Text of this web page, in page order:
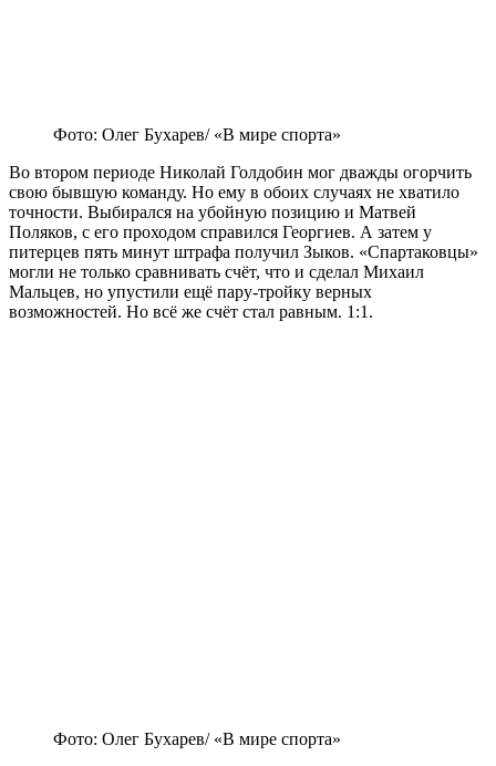
Фото: Олег Бухарев/ «В мире спорта»
Во втором периоде Николай Голдобин мог дважды огорчить
свою бывшую команду. Но ему в обоих случаях не хватило
точности. Выбирался на убойную позицию и Матвей
Поляков, с его проходом справился Георгиев. А затем у
питерцев пять минут штрафа получил Зыков. «Спартаковцы»
могли не только сравнивать счёт, что и сделал Михаил
Мальцев, но упустили ещё пару-тройку верных
возможностей. Но всё же счёт стал равным. 1:1.
Фото: Олег Бухарев/ «В мире спорта»